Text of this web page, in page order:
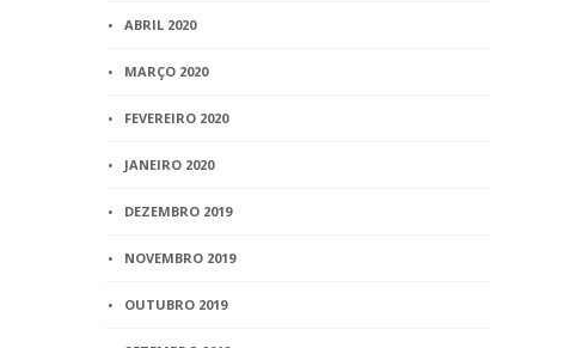
ABRIL 2020
MARÇO 2020
FEVEREIRO 2020
JANEIRO 2020
DEZEMBRO 2019
NOVEMBRO 2019
OUTUBRO 2019